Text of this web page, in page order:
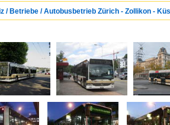
/ Betriebe / Autobusbetrieb Zürich - Zollikon -